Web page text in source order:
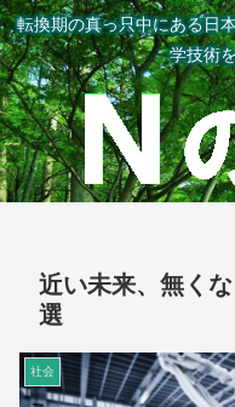
転換期の真っ只中にある日
学技術
近い未来、無く
選
社会